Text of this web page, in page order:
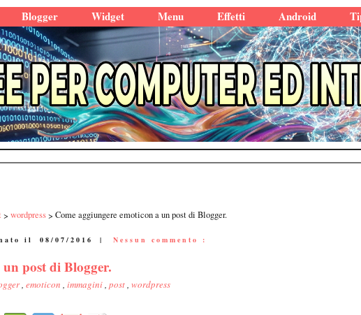
Blogger Widget Menu Effetti Android
wordpress Come aggiungere emoticon a un post di Blogger.
il 08/07/2016 | Nessun commento :
post di Blogger.
, emoticon , immagini, post, wordpress